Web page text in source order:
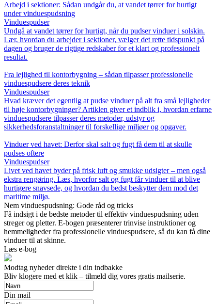
Arbejd i sektioner: Sådan undgår du, at vandet tørrer for hurtigt
under vinduespudsning
Vinduespudser
Undgå at vandet tørrer for hurtigt, når du pudser vinduer i solskin.
Lær, hvordan du arbejder i sektioner, vælger det rette tidspunkt på
dagen og bruger de rigtige redskaber for et klart og professionelt
resultat.
Fra lejlighed til kontorbygning – sådan tilpasser professionelle
vinduespudsere deres teknik
Vinduespudser
Hvad kræver det egentlig at pudse vinduer på alt fra små lejligheder
til høje kontorbygninger? Artiklen giver et indblik i, hvordan erfarne
vinduespudsere tilpasser deres metoder, udstyr og
sikkerhedsforanstaltninger til forskellige miljøer og opgaver.
Vinduer ved havet: Derfor skal salt og fugt få dem til at skulle
pudses oftere
Vinduespudser
Livet ved havet byder på frisk luft og smukke udsigter – men også
ekstra rengøring. Læs, hvorfor salt og fugt får vinduer til at blive
hurtigere snavsede, og hvordan du bedst beskytter dem mod det
maritime miljø.
Nem vinduespudsning: Gode råd og tricks
Få indsigt i de bedste metoder til effektiv vinduespudsning uden
streger og pletter. E-bogen præsenterer trinvise instruktioner og
hemmeligheder fra professionelle vinduespudsere, så du kan få dine
vinduer til at skinne.
Læs e-bog
Modtag nyheder direkte i din indbakke
Bliv klogere med et klik – tilmeld dig vores gratis mailserie.
Din mail